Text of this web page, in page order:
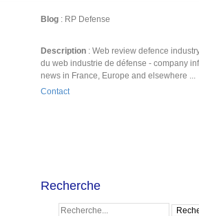
Blog : RP Defense
Description : Web review defence
du web industrie de défense - company
news in France, Europe and elsewhere ...
Contact
Recherche